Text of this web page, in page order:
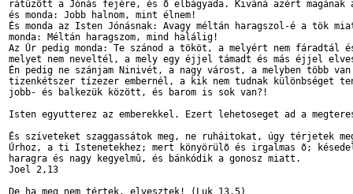
rátûzött a Jónás fejére, és õ elbágyada. Kiváná azért
és monda: Jobb halnom, mint élnem!
És monda az Isten Jónásnak: Avagy méltán haragszol-é a tök
monda: Méltán haragszom, mind halálig!
Az Úr pedig monda: Te szánod a tököt, a melyért nem fáradtál
melyet nem neveltél, a mely egy éjjel támadt és más éjjel
Én pedig ne szánjam Ninivét, a nagy várost, a melyben több
tizenkétszer tízezer embernél, a kik nem tudnak különbséget
jobb- és balkezük között, és barom is sok van?!
Isten egyutterez az emberekkel. Ezert lehetoseget ad a
És szíveteket szaggassátok meg, ne ruháitokat, úgy térjetek
Úrhoz, a ti Istenetekhez; mert könyörülõ és irgalmas õ;
haragra és nagy kegyelmû, és bánkódik a gonosz miatt.
Joel 2,13
De ha meg nem tértek, elvesztek! (Luk 13,5)